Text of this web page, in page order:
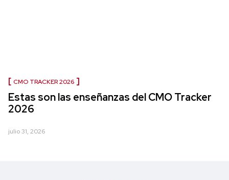
CMO TRACKER 2026
Estas son las enseñanzas del CMO Tracker
2026
julio 31, 2026